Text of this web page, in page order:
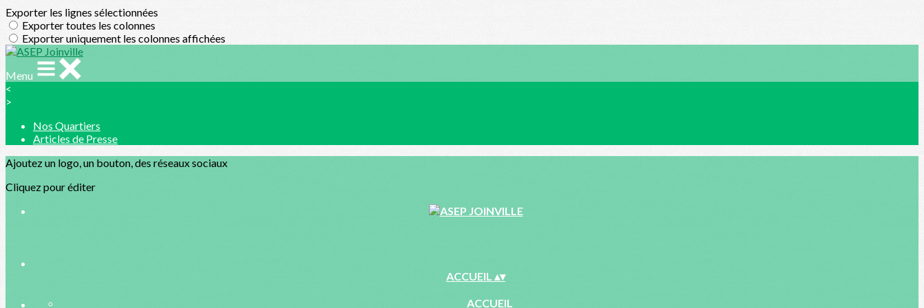
Exporter les lignes sélectionnées
Exporter toutes les colonnes
Exporter uniquement les colonnes affichées
Menu
<
>
Nos Quartiers
Articles de Presse
Ajoutez un logo, un bouton, des réseaux sociaux
Cliquez pour éditer
ACCUEIL ▴▾
ACCUEIL